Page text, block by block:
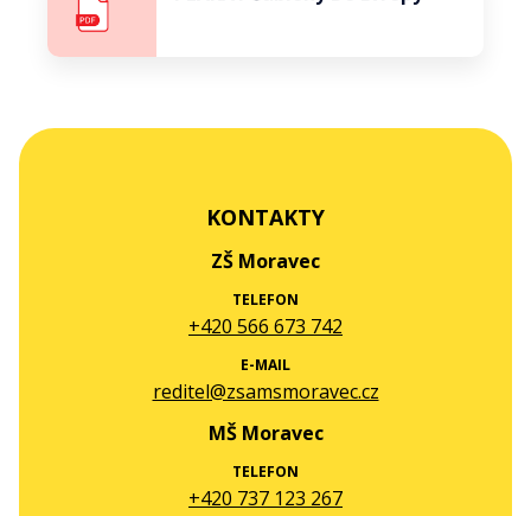
KONTAKTY
ZŠ Moravec
TELEFON
+420 566 673 742
E-MAIL
reditel@zsamsmoravec.cz
MŠ Moravec
TELEFON
+420 737 123 267